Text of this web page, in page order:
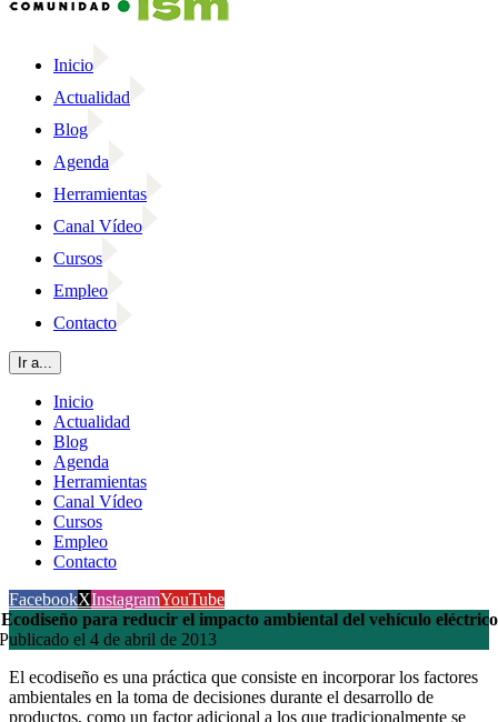
Inicio
Actualidad
Blog
Agenda
Herramientas
Canal Vídeo
Cursos
Empleo
Contacto
Ir a...
Inicio
Actualidad
Blog
Agenda
Herramientas
Canal Vídeo
Cursos
Empleo
Contacto
FacebookXInstagramYouTube
Ecodiseño para reducir el impacto ambiental del vehículo eléctrico
Publicado el 4 de abril de 2013
El ecodiseño es una práctica que consiste en incorporar los factores
ambientales en la toma de decisiones durante el desarrollo de
productos, como un factor adicional a los que tradicionalmente se